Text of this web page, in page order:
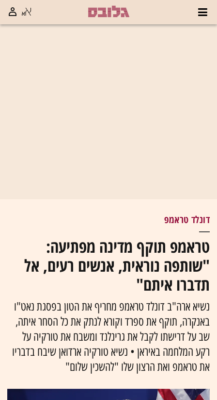
דונלד טראמפ
טראמפ תוקף מדינה מפתיעה:
"שותפה נוראית, אנשים רעים, אל
תדברו איתם"
נשיא ארה"ב דונלד טראמפ מחריף את הטון בפסגת נאט"ו
באנקרה, תוקף את ספרד וקורא לנתק את כל הסחר איתה,
שב על דרישתו לקבל את גרינלנד ומשבח את טורקיה על
רקע המלחמה באיראן • נשיא טורקיה ארדואן שיבח בדבריו
את טראמפ ואת הרצון שלו "להשכין שלום"